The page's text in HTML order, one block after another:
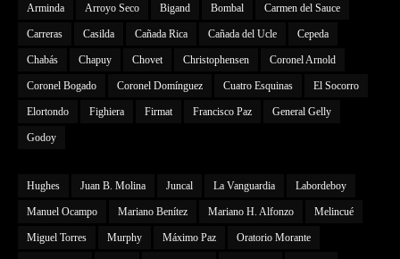
Arminda Arroyo Seco Bigand Bombal Carmen del Sauce
Carreras Casilda Cañada Rica Cañada del Ucle Cepeda
Chabás Chapuy Chovet Christophensen Coronel Arnold
Coronel Bogado Coronel Domínguez Cuatro Esquinas El Socorro
Elortondo Fighiera Firmat Francisco Paz General Gelly
Godoy
Hughes Juan B. Molina Juncal La Vanguardia Labordeboy
Manuel Ocampo Mariano Benítez Mariano H. Alfonzo Melincué
Miguel Torres Murphy Máximo Paz Oratorio Morante